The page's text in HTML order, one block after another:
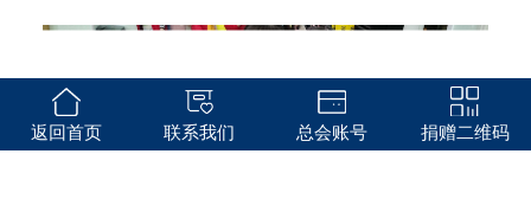
返回首页 联系我们 总会账号 捐赠二维码